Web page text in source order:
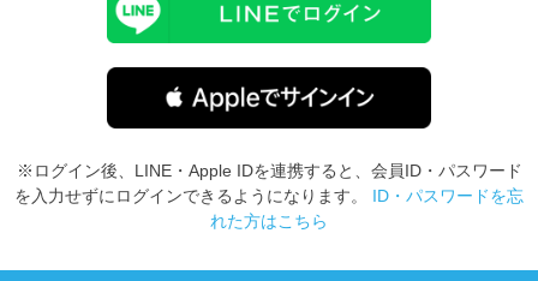
就活ノウハウが満載！ お役立ち記事・相談室など
あなたに合う仕事を診断！ 動画で対策講座をチェック
就活時事ニュースを更新 不明点があればこちら
※ログイン後、LINE・Apple IDを連携すると、会員ID・パスワード
を入力せずにログインできるようになります。 ID・パスワードを忘
れた方はこちら